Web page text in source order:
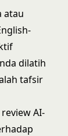
atau
dilatih
tafsir
AI-